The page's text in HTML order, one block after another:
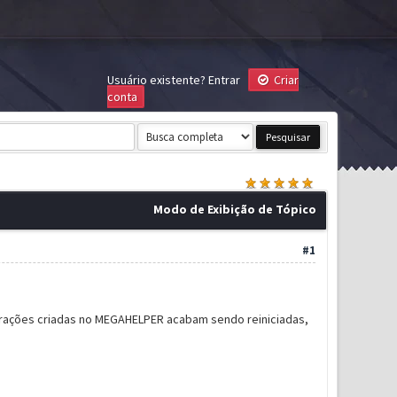
Usuário existente? Entrar
Criar
conta
Modo de Exibição de Tópico
#1
criadas no MEGAHELPER acabam sendo reiniciadas,